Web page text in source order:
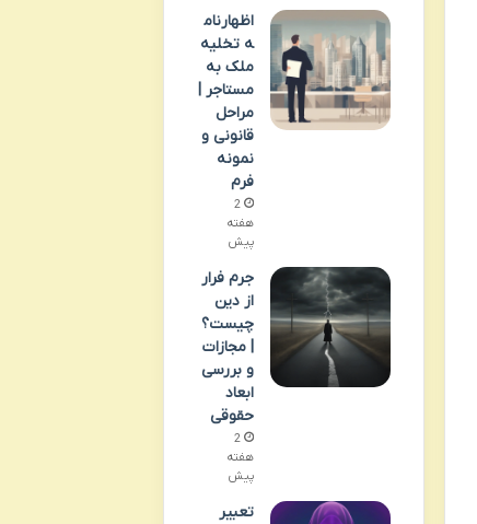
اظهارنام
ه تخلیه
ملک به
مستاجر |
مراحل
قانونی و
نمونه
فرم
2
هفته
پیش
جرم فرار
از دین
چیست؟
| مجازات
و بررسی
ابعاد
حقوقی
2
هفته
پیش
تعبیر